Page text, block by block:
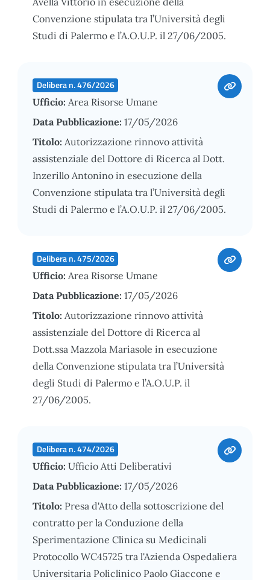
Convenzione stipulata tra l’Università degli
Studi di Palermo e l’A.O.U.P. il 27/06/2005.
Delibera n. 476/2026
Ufficio: Area Risorse Umane
Data Pubblicazione: 17/05/2026
Titolo: Autorizzazione rinnovo attività
assistenziale del Dottore di Ricerca al Dott.
Inzerillo Antonino in esecuzione della
Convenzione stipulata tra l’Università degli
Studi di Palermo e l’A.O.U.P. il 27/06/2005.
Delibera n. 475/2026
Ufficio: Area Risorse Umane
Data Pubblicazione: 17/05/2026
Titolo: Autorizzazione rinnovo attività
assistenziale del Dottore di Ricerca al
Dott.ssa Mazzola Mariasole in esecuzione
della Convenzione stipulata tra l’Università
degli Studi di Palermo e l’A.O.U.P. il
27/06/2005.
Delibera n. 474/2026
Ufficio: Ufficio Atti Deliberativi
Data Pubblicazione: 17/05/2026
Titolo: Presa d'Atto della sottoscrizione del
contratto per la Conduzione della
Sperimentazione Clinica su Medicinali
Protocollo WC45725 tra l'Azienda Ospedaliera
Universitaria Policlinico Paolo Giaccone e